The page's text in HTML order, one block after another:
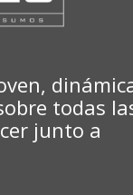
todas
junto a